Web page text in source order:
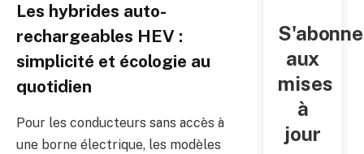
Les hybrides auto-
rechargeables HEV :
simplicité et écologie au
quotidien
Pour les conducteurs sans accès à
une borne électrique, les modèles
aux
mises
à
jour